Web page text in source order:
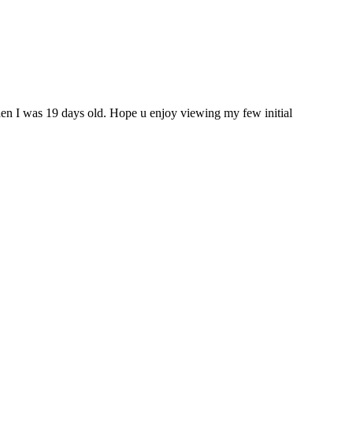
I was 19 days old. Hope u enjoy viewing my few initial